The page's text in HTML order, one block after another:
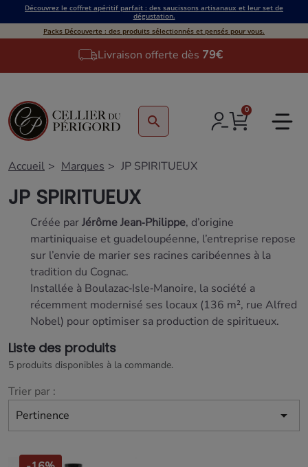
Découvrez le coffret apéritif parfait : des saucissons artisanaux et leur set de
dégustation.
Packs Découverte : des produits sélectionnés et pensés pour vous.
Livraison offerte dès 79€
search
0
Accueil Marques JP SPIRITUEUX
JP SPIRITUEUX
Créée parJérôme Jean‑Philippe, d’origine
martiniquaise et guadeloupéenne, l’entreprise repose
sur l’envie de marier ses racines caribéennes à la
tradition du Cognac.
Installée à Boulazac‑Isle‑Manoire, la société a
récemment modernisé ses locaux (136 m², rue Alfred
Nobel) pour optimiser sa production de spiritueux.
Liste des produits
5 produits disponibles à la commande.
Trier par :
Pertinence
